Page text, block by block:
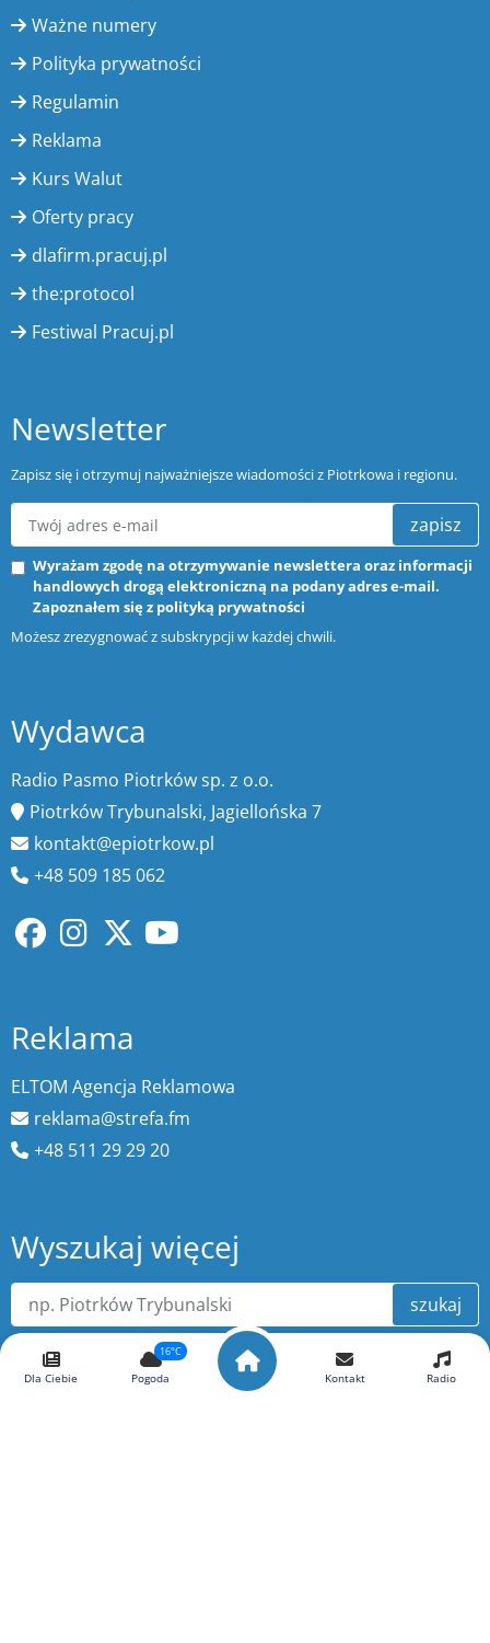
Ważne numery
Polityka prywatności
Regulamin
Reklama
Kurs Walut
Oferty pracy
dlafirm.pracuj.pl
the:protocol
Festiwal Pracuj.pl
Newsletter
Zapisz się i otrzymuj najważniejsze wiadomości z Piotrkowa i regionu.
zapisz
Wyrażam zgodę na otrzymywanie newslettera oraz informacji
handlowych drogą elektroniczną na podany adres e-mail.
Zapoznałem się z polityką prywatności
Możesz zrezygnować z subskrypcji w każdej chwili.
Wydawca
Radio Pasmo Piotrków sp. z o.o.
Piotrków Trybunalski, Jagiellońska 7
kontakt@epiotrkow.pl
+48 509 185 062
Reklama
ELTOM Agencja Reklamowa
reklama@strefa.fm
+48 511 29 29 20
Wyszukaj więcej
szukaj
Dla Ciebie
16°C
Pogoda Kontakt Radio